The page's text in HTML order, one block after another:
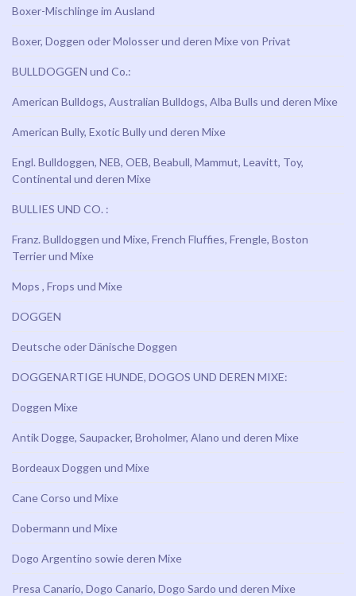
Boxer-Mischlinge im Ausland
Boxer, Doggen oder Molosser und deren Mixe von Privat
BULLDOGGEN und Co.:
American Bulldogs, Australian Bulldogs, Alba Bulls und deren Mixe
American Bully, Exotic Bully und deren Mixe
Engl. Bulldoggen, NEB, OEB, Beabull, Mammut, Leavitt, Toy,
Continental und deren Mixe
BULLIES UND CO. :
Franz. Bulldoggen und Mixe, French Fluffies, Frengle, Boston
Terrier und Mixe
Mops , Frops und Mixe
DOGGEN
Deutsche oder Dänische Doggen
DOGGENARTIGE HUNDE, DOGOS UND DEREN MIXE:
Doggen Mixe
Antik Dogge, Saupacker, Broholmer, Alano und deren Mixe
Bordeaux Doggen und Mixe
Cane Corso und Mixe
Dobermann und Mixe
Dogo Argentino sowie deren Mixe
Presa Canario, Dogo Canario, Dogo Sardo und deren Mixe